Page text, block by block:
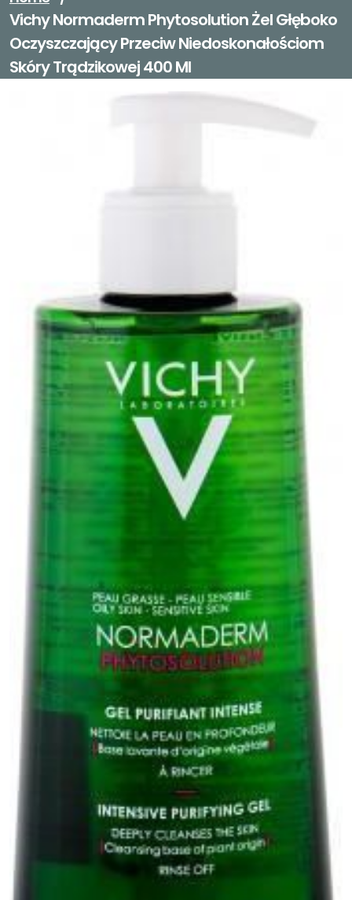
Vichy Normaderm Phytosolution Żel Głęboko
Oczyszczający Przeciw Niedoskonałościom
Skóry Trądzikowej 400 Ml